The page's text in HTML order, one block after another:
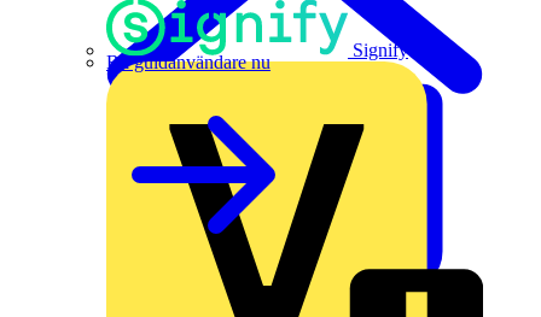
Signify
Bli guldanvändare nu